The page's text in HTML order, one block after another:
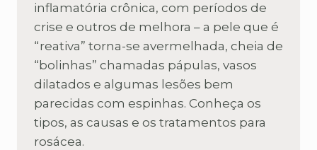
inflamatória crônica, com períodos de
crise e outros de melhora – a pele que é
“reativa” torna-se avermelhada, cheia de
“bolinhas” chamadas pápulas, vasos
dilatados e algumas lesões bem
parecidas com espinhas. Conheça os
tipos, as causas e os tratamentos para
rosácea.